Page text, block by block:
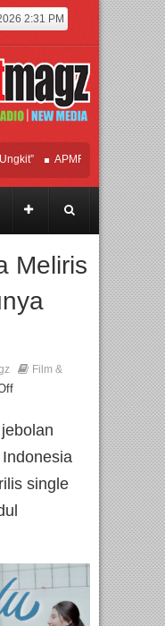
2:31 PM
APMF 2026 Dorong
INDONESIA
Marcello Tahitoe dan Sandhy
Meliris
Film &
single